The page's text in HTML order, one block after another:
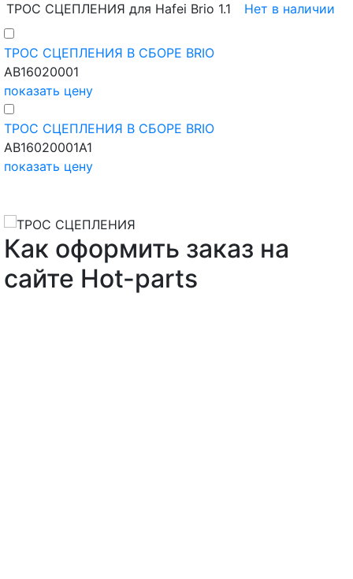
ТРОС СЦЕПЛЕНИЯ для Hafei Brio 1.1 Нет в наличии
ТРОС СЦЕПЛЕНИЯ В СБОРЕ BRIO
AB16020001
показать цену
ТРОС СЦЕПЛЕНИЯ В СБОРЕ BRIO
AB16020001A1
показать цену
Как оформить заказ на
сайте Hot-parts